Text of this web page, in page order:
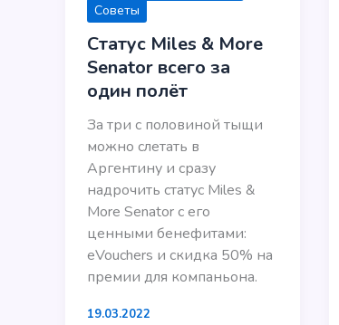
Советы
Статус Miles & More
Senator всего за
один полёт
За три с половиной тыщи
можно слетать в
Аргентину и сразу
надрочить статус Miles &
More Senator с его
ценными бенефитами:
eVouchers и скидка 50% на
премии для компаньона.
19.03.2022